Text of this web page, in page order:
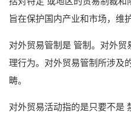
旨在保护国内产业和市场，维
对外贸易管制是 管制。对外
理行为。对外贸易管制所涉及
畴。
对外贸易活动指的是只要不是